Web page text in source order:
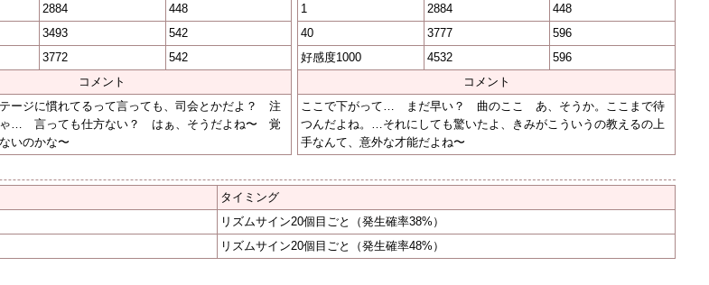
2884
448
3493
542
3772
542
コメント
ージに慣れてるって言っても、司会とかだよ？ 注
ゃ… 言っても仕方ない？ はぁ、そうだよね〜 覚
いのかな〜
1
2884
448
40
3777
596
好感度1000
4532
596
コメント
ここで下がって… まだ早い？ 曲のここ あ、そうか。ここまで待
つんだよね。…それにしても驚いたよ、きみがこういうの教えるの上
手なんて、意外な才能だよね〜
タイミング
リズムサイン20個目ごと
（発生確率38%）
リズムサイン20個目ごと （発生確率48%）